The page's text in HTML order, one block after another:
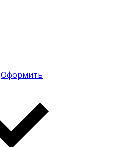
Оформить